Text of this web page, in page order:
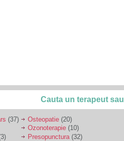
Cauta un terapeut sau
(37)
Osteopatie (20)
Ozonoterapie (10)
Presopunctura (32)